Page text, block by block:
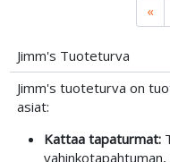
«
Jimm's Tuoteturva
Jimm's tuoteturva on
asiat:
Kattaa tapaturmat: